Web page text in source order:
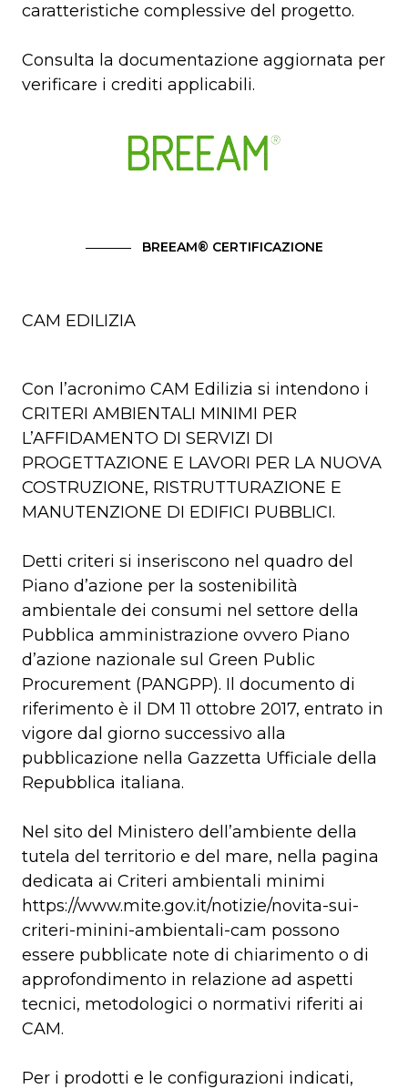
caratteristiche complessive del progetto.
Consulta la documentazione aggiornata per
verificare i crediti applicabili.
BREEAM® CERTIFICAZIONE
CAM EDILIZIA
Con l’acronimo CAM Edilizia si intendono i
CRITERI AMBIENTALI MINIMI PER
L’AFFIDAMENTO DI SERVIZI DI
PROGETTAZIONE E LAVORI PER LA NUOVA
COSTRUZIONE, RISTRUTTURAZIONE E
MANUTENZIONE DI EDIFICI PUBBLICI.
Detti criteri si inseriscono nel quadro del
Piano d’azione per la sostenibilità
ambientale dei consumi nel settore della
Pubblica amministrazione ovvero Piano
d’azione nazionale sul Green Public
Procurement (PANGPP). Il documento di
riferimento è il DM 11 ottobre 2017, entrato in
vigore dal giorno successivo alla
pubblicazione nella Gazzetta Ufficiale della
Repubblica italiana.
Nel sito del Ministero dell’ambiente della
tutela del territorio e del mare, nella pagina
dedicata ai Criteri ambientali minimi
https://www.mite.gov.it/notizie/novita-sui-
criteri-minini-ambientali-cam possono
essere pubblicate note di chiarimento o di
approfondimento in relazione ad aspetti
tecnici, metodologici o normativi riferiti ai
CAM.
Per i prodotti e le configurazioni indicati,